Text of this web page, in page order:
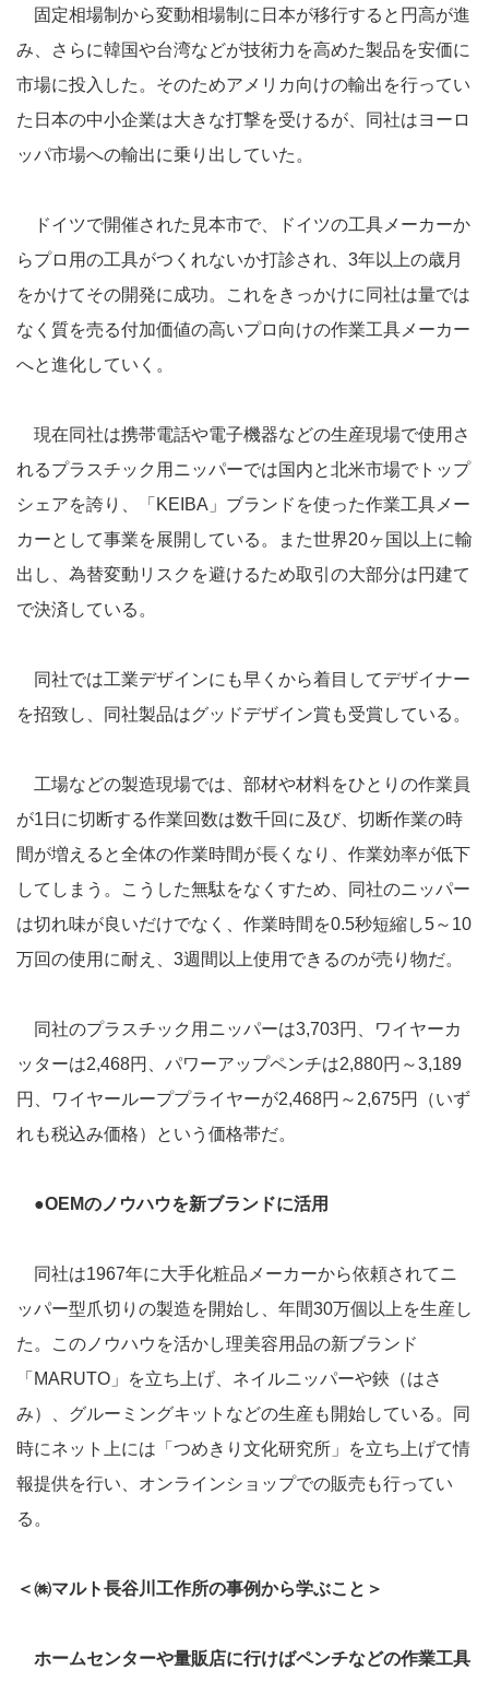
固定相場制から変動相場制に日本が移行すると円高が進
み、さらに韓国や台湾などが技術力を高めた製品を安価に
市場に投入した。そのためアメリカ向けの輸出を行ってい
た日本の中小企業は大きな打撃を受けるが、同社はヨーロ
ッパ市場への輸出に乗り出していた。
ドイツで開催された見本市で、ドイツの工具メーカーか
らプロ用の工具がつくれないか打診され、3年以上の歳月
をかけてその開発に成功。これをきっかけに同社は量では
なく質を売る付加価値の高いプロ向けの作業工具メーカー
へと進化していく。
現在同社は携帯電話や電子機器などの生産現場で使用さ
れるプラスチック用ニッパーでは国内と北米市場でトップ
シェアを誇り、「KEIBA」ブランドを使った作業工具メー
カーとして事業を展開している。また世界20ヶ国以上に輸
出し、為替変動リスクを避けるため取引の大部分は円建て
で決済している。
同社では工業デザインにも早くから着目してデザイナー
を招致し、同社製品はグッドデザイン賞も受賞している。
工場などの製造現場では、部材や材料をひとりの作業員
が1日に切断する作業回数は数千回に及び、切断作業の時
間が増えると全体の作業時間が長くなり、作業効率が低下
してしまう。こうした無駄をなくすため、同社のニッパー
は切れ味が良いだけでなく、作業時間を0.5秒短縮し5～10
万回の使用に耐え、3週間以上使用できるのが売り物だ。
同社のプラスチック用ニッパーは3,703円、ワイヤーカ
ッターは2,468円、パワーアップペンチは2,880円～3,189
円、ワイヤーループプライヤーが2,468円～2,675円（いず
れも税込み価格）という価格帯だ。
●OEMのノウハウを新ブランドに活用
同社は1967年に大手化粧品メーカーから依頼されてニ
ッパー型爪切りの製造を開始し、年間30万個以上を生産し
た。このノウハウを活かし理美容用品の新ブランド
「MARUTO」を立ち上げ、ネイルニッパーや鋏（はさ
み）、グルーミングキットなどの生産も開始している。同
時にネット上には「つめきり文化研究所」を立ち上げて情
報提供を行い、オンラインショップでの販売も行ってい
る。
＜㈱マルト長谷川工作所の事例から学ぶこと＞
ホームセンターや量販店に行けばペンチなどの作業工具